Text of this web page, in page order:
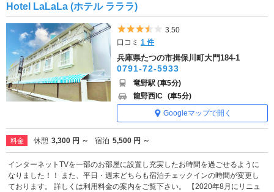
Hotel LaLaLa (ホテル ラララ)
5つ星のうち3.5
3.50
口コミ1 件
兵庫県たつの市揖保川町大門184-1
0791-72-5933
竜野駅 (車5分)
龍野西IC (車5分)
Googleマップで開く
料金 休憩 3,300 円 ～ 宿泊 5,500 円 ～
インターネットTVを一部のお部屋に設置し充実したお時間を過ごせるように
なりました！！ また、平日・週末どちらも宿泊チェックインの時間が変更し
ております。 詳しくは利用料金の案内をご覧下さい。 【2020年8月にリニュ